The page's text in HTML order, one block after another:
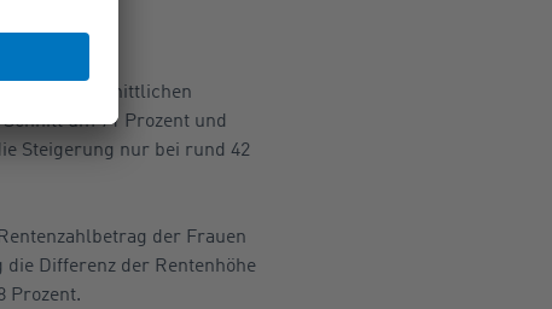
durchschnittlichen
um 71 Prozent und
Steigerung nur bei rund 42
der Frauen
Differenz der Rentenhöhe
Prozent.